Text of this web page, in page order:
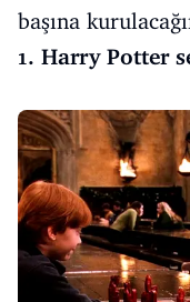
başına
1. Harry Potter